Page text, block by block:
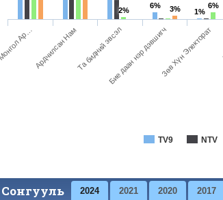
6%
1%
2%
6%
3%
TV9 NTV
Монгол Ар… Ардчилсан Нам Та бидний эвсэлБие даан нэр дэвшигчЗөв Хүн Электорат
Сонгууль 2024 2021 2020 2017